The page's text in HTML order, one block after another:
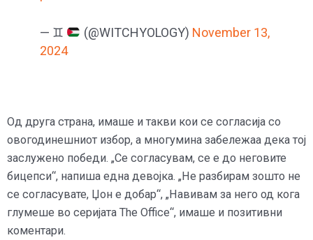
— ♊︎ (@WITCHYOLOGY) November 13,
2024
Од друга страна, имаше и такви кои се согласија со
овогодинешниот избор, а многумина забележаа дека тој
заслужено победи. „Се согласувам, се е до неговите
бицепси“, напиша една девојка. „Не разбирам зошто не
се согласувате, Џон е добар“, „Навивам за него од кога
глумеше во серијата The Office“, имаше и позитивни
коментари.